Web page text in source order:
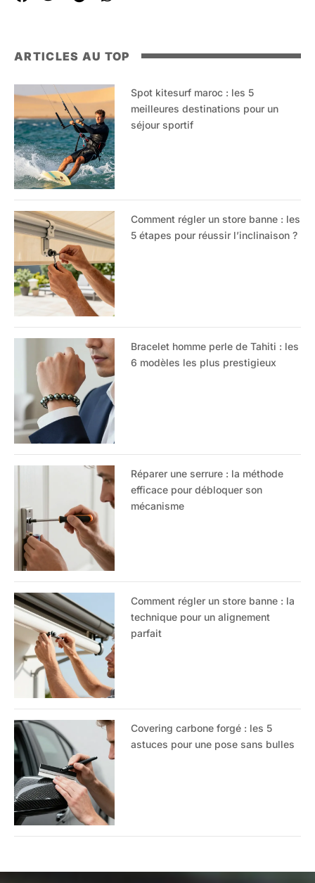
ARTICLES AU TOP
Spot kitesurf maroc : les 5
meilleures destinations pour un
séjour sportif
Comment régler un store banne : les
5 étapes pour réussir l’inclinaison ?
Bracelet homme perle de Tahiti : les
6 modèles les plus prestigieux
Réparer une serrure : la méthode
efficace pour débloquer son
mécanisme
Comment régler un store banne : la
technique pour un alignement
parfait
Covering carbone forgé : les 5
astuces pour une pose sans bulles